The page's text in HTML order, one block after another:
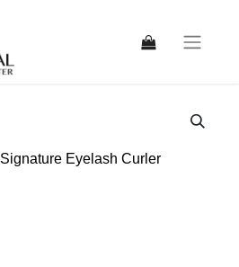
Signature Eyelash Curler